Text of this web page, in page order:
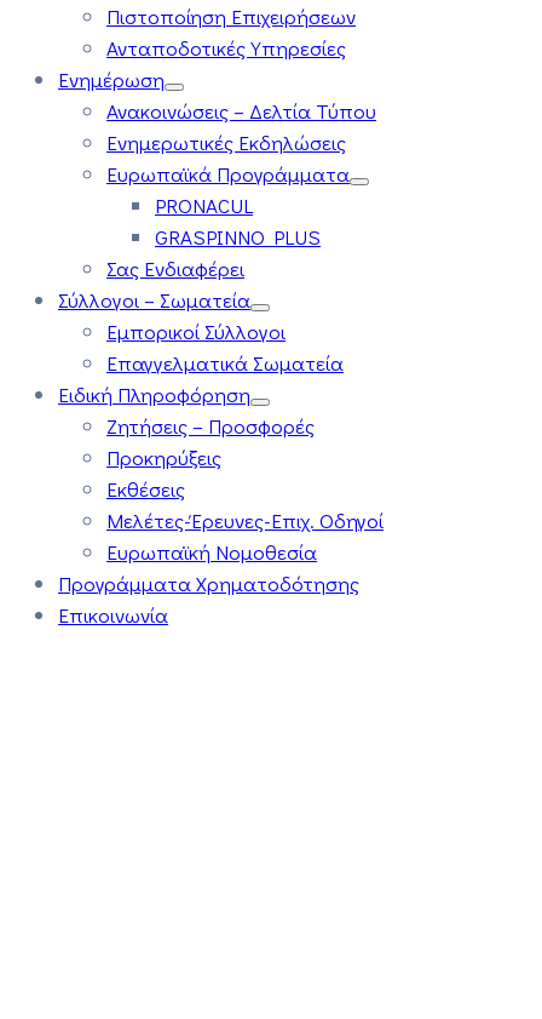
Πιστοποίηση Επιχειρήσεων
Ανταποδοτικές Υπηρεσίες
Ενημέρωση
Ανακοινώσεις – Δελτία Τύπου
Ενημερωτικές Εκδηλώσεις
Ευρωπαϊκά Προγράμματα
PRONACUL
GRASPINNO PLUS
Σας Ενδιαφέρει
Σύλλογοι – Σωματεία
Εμπορικοί Σύλλογοι
Επαγγελματικά Σωματεία
Ειδική Πληροφόρηση
Ζητήσεις – Προσφορές
Προκηρύξεις
Εκθέσεις
Μελέτες-Έρευνες-Επιχ. Οδηγοί
Ευρωπαϊκή Νομοθεσία
Προγράμματα Χρηματοδότησης
Επικοινωνία